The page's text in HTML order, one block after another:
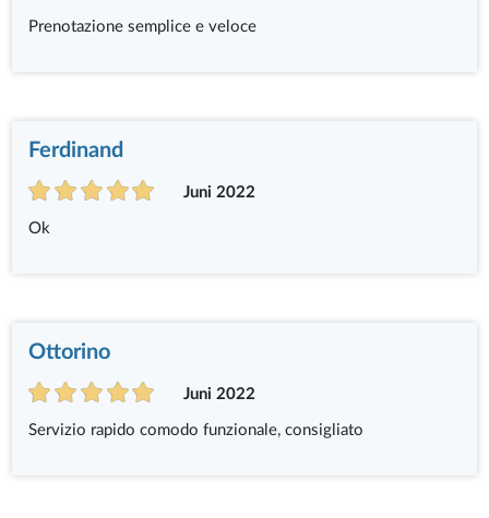
Prenotazione semplice e veloce
Ferdinand
Juni 2022
Ok
Ottorino
Juni 2022
Servizio rapido comodo funzionale, consigliato